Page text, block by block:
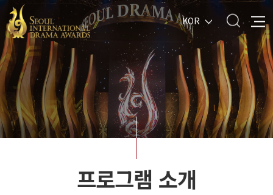
KOR
프로그램 소개